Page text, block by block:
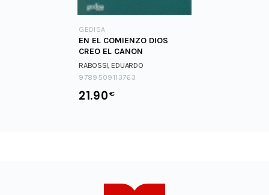
GEDISA
EN EL COMIENZO DIOS
CREO EL CANON
RABOSSI, EDUARDO
9789509113763
21.90€